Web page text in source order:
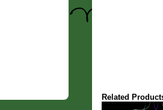
Related